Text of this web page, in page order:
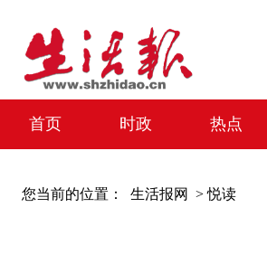
首页 时政 热点
您当前的位置： 生活报网 > 悦读